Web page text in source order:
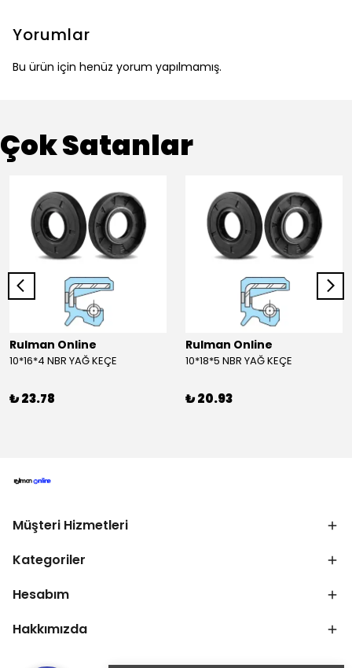
Yorumlar
Bu ürün için henüz yorum yapılmamış.
Çok Satanlar
Rulman Online
10*16*4 NBR YAĞ KEÇE
₺ 23.78
Rulman Online
10*18*5 NBR YAĞ KEÇE
₺ 20.93
Müşteri Hizmetleri
Kategoriler
Hesabım
Hakkımızda